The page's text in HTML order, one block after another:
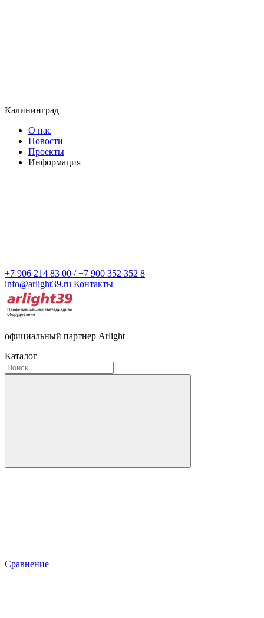
Калининград
О нас
Новости
Проекты
Информация
+7 906 214 83 00 / +7 900 352 352 8
info@arlight39.ru Контакты
официальный партнер Arlight
Каталог
Сравнение